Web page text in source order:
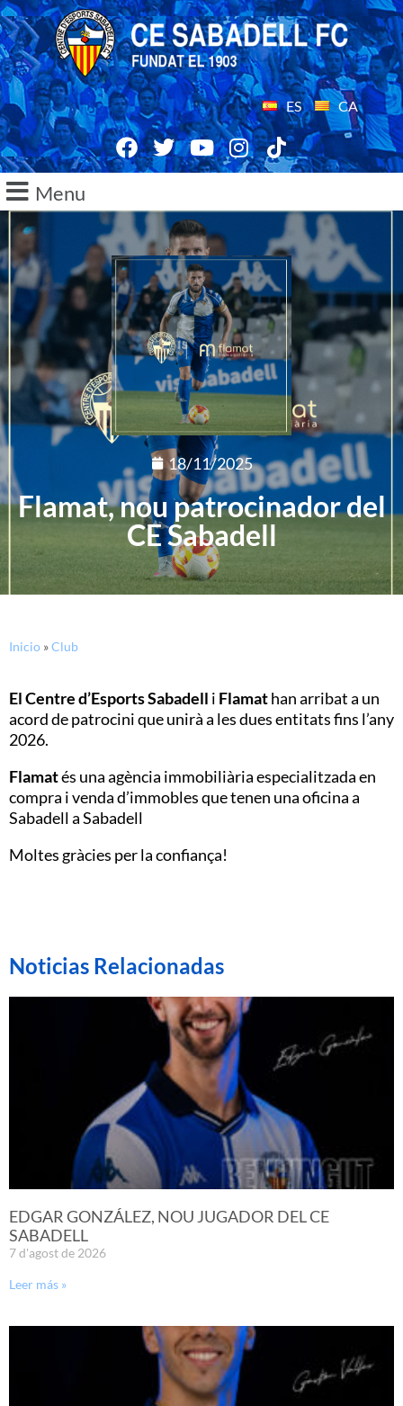
ES CA
Menu
18/11/2025
Flamat, nou patrocinador del
CE Sabadell
Inicio »Club
El Centre d’Esports Sabadell i Flamathan arribat a un
acord de patrocini que unirà a les dues entitats fins l’any
2026.
Flamatés una agència immobiliària especialitzada en
compra i venda d’immobles que tenen una oficina a
Sabadell a Sabadell
Moltes gràcies per la confiança!
Noticias Relacionadas
EDGAR GONZÁLEZ, NOU JUGADOR DEL CE
SABADELL
7 d'agost de 2026
Leer más »